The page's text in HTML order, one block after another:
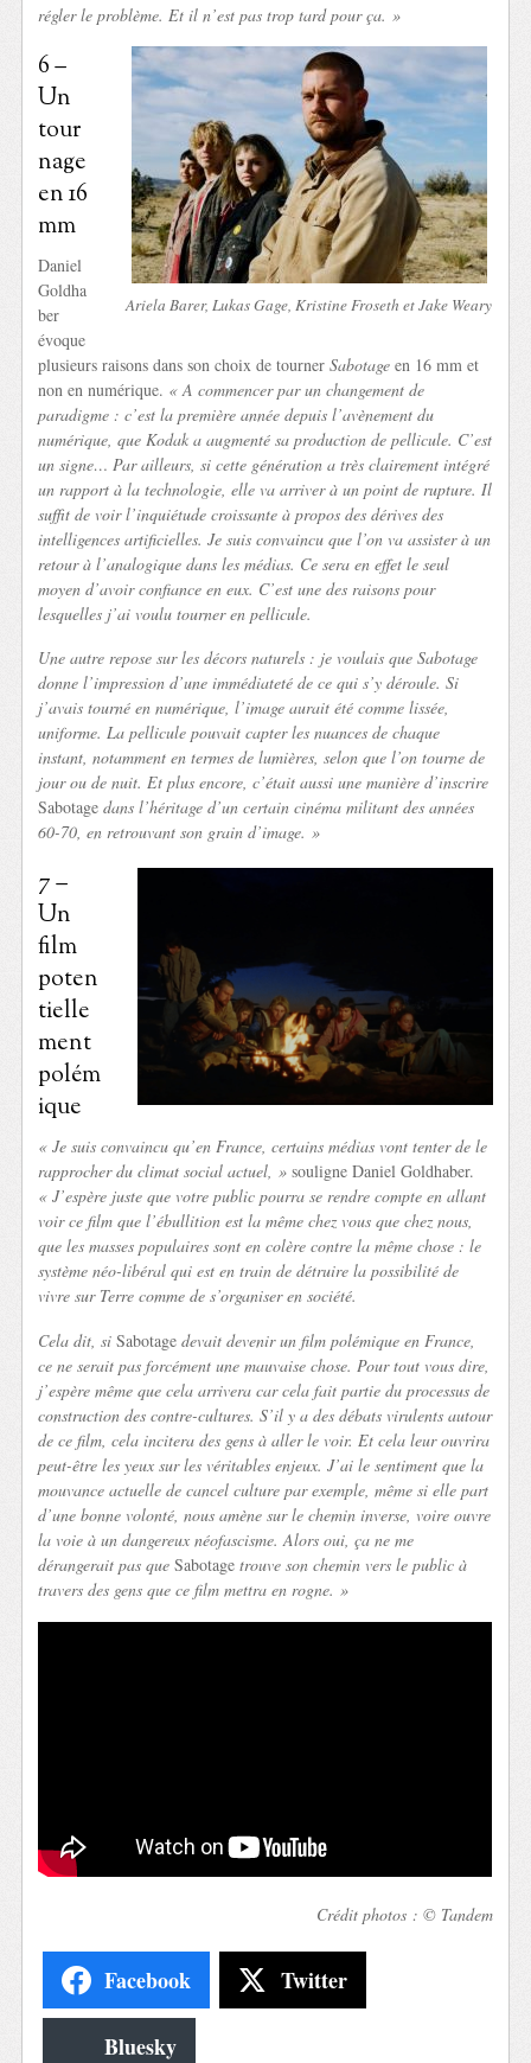
régler le problème. Et il n’est pas trop tard pour ça. »
Ariela Barer, Lukas Gage, Kristine Froseth et Jake Weary
6 –
Un
tour
nage
en 16
mm
Daniel
Goldha
ber
évoque
plusieurs raisons dans son choix de tournerSabotage en 16 mm et
non en numérique. « A commencer par un changement de
paradigme : c’est la première année depuis l’avènement du
numérique, que Kodak a augmenté sa production de pellicule. C’est
un signe… Par ailleurs, si cette génération a très clairement intégré
un rapport à la technologie, elle va arriver à un point de rupture. Il
suffit de voir l’inquiétude croissante à propos des dérives des
intelligences artificielles. Je suis convaincu que l’on va assister à un
retour à l’analogique dans les médias. Ce sera en effet le seul
moyen d’avoir confiance en eux. C’est une des raisons pour
lesquelles j’ai voulu tourner en pellicule.
Une autre repose sur les décors naturels : je voulais que Sabotage
donne l’impression d’une immédiateté de ce qui s’y déroule. Si
j’avais tourné en numérique, l’image aurait été comme lissée,
uniforme. La pellicule pouvait capter les nuances de chaque
instant, notamment en termes de lumières, selon que l’on tourne de
jour ou de nuit. Et plus encore, c’était aussi une manière d’inscrire
Sabotage dans l’héritage d’un certain cinéma militant des années
60-70, en retrouvant son grain d’image. »
7 –
Un
film
poten
tielle
ment
polém
ique
« Je suis convaincu qu’en France, certains médias vont tenter de le
rapprocher du climat social actuel, » souligne Daniel Goldhaber.
« J’espère juste que votre public pourra se rendre compte en allant
voir ce film que l’ébullition est la même chez vous que chez nous,
que les masses populaires sont en colère contre la même chose : le
système néo-libéral qui est en train de détruire la possibilité de
vivre sur Terre comme de s’organiser en société.
Cela dit, siSabotage devait devenir un film polémique en France,
ce ne serait pas forcément une mauvaise chose. Pour tout vous dire,
j’espère même que cela arrivera car cela fait partie du processus de
construction des contre-cultures. S’il y a des débats virulents autour
de ce film, cela incitera des gens à aller le voir. Et cela leur ouvrira
peut-être les yeux sur les véritables enjeux. J’ai le sentiment que la
mouvance actuelle de cancel culture par exemple, même si elle part
d’une bonne volonté, nous amène sur le chemin inverse, voire ouvre
la voie à un dangereux néofascisme. Alors oui, ça ne me
dérangerait pas queSabotage trouve son chemin vers le public à
travers des gens que ce film mettra en rogne. »
Crédit photos : © Tandem
Facebook Twitter
Bluesky